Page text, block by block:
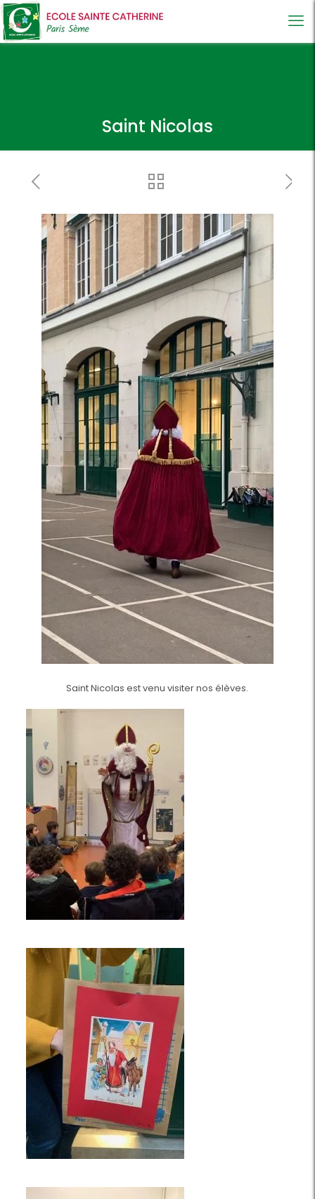
Saint Nicolas
Saint Nicolas est venu visiter nos élèves.